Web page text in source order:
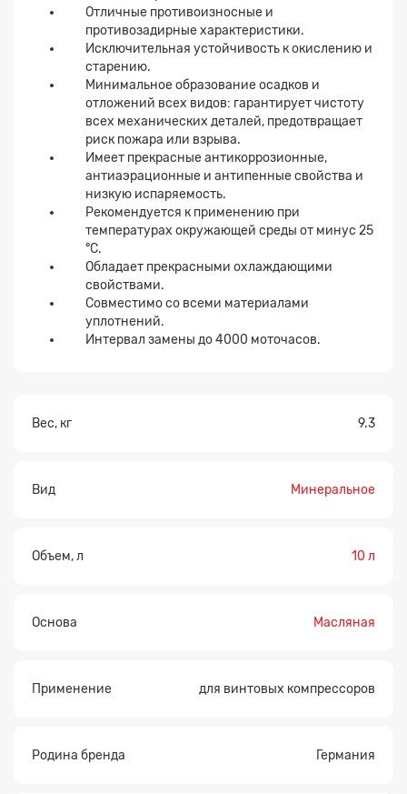
Отличные противоизносные и
противозадирные характеристики.
Исключительная устойчивость к окислению и
старению.
Минимальное образование осадков и
отложений всех видов: гарантирует чистоту
всех механических деталей, предотвращает
риск пожара или взрыва.
Имеет прекрасные антикоррозионные,
антиаэрационные и антипенные свойства и
низкую испаряемость.
Рекомендуется к применению при
температурах окружающей среды от минус 25
°C.
Обладает прекрасными охлаждающими
свойствами.
Совместимо со всеми материалами
уплотнений.
Интервал замены до 4000 моточасов.
Вес, кг 9.3
Вид Минеральное
Объем, л 10 л
Основа Масляная
Применение для винтовых компрессоров
Родина бренда Германия
Заявка на расчет